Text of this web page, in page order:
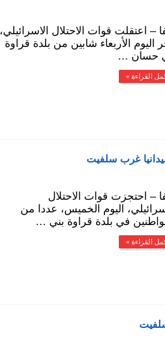
– اعتقلت قوات الاحتلال الاسرائيلي،
اليوم الأربعاء شابين من بلدة قراوة
حسان …
القراءة »
غرب سلفيت
– احتجزت قوات الاحتلال
اليوم الخميس، عددا من
في بلدة قراوة بني …
القراءة »